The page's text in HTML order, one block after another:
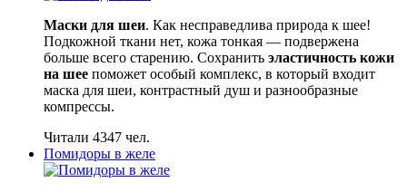
Маски для шеи. Как несправедлива природа к шее!
Подкожной ткани нет, кожа тонкая — подвержена
больше всего старению. Сохранить эластичность кожи
на шее поможет особый комплекс, в который входит
маска для шеи, контрастный душ и разнообразные
компрессы.
Читали 4347 чел.
Помидоры в желе